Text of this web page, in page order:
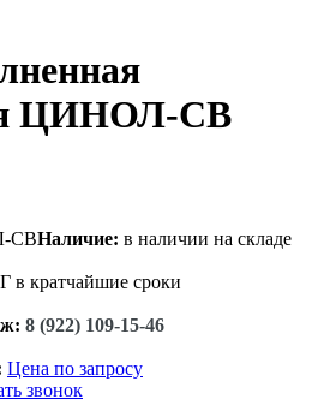
ЦИНОЛ-СВ
Наличие: в наличии на складе
кратчайшие сроки
8 (922) 109-15-46
Цена по запросу
звонок